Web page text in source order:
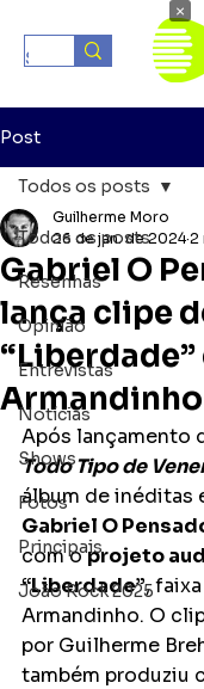
Post
Todos os posts
Resenhas
Opinião
Entrevistas
Notícias
Shows
Fotos
Principais
João Rock 2025
Todos os posts
Gabriel O
lança clipe
“Liberdade”
Armandinho
Guilherme Moro
26 de jan. de 2024 2
Após lançamento
Todo Tipo de
álbum de inéditas
Gabriel O
com o projeto
“Liberdade”,
Armandinho. O
por Guilherme
também produziu
×